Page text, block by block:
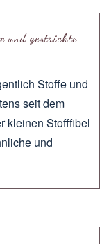
und gestrickte
Stoffe und
seit dem
kleinen Stofffibel
und